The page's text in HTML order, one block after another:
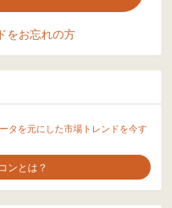
をお忘れの方
タを元にした市場トレンドを今す
ンとは？